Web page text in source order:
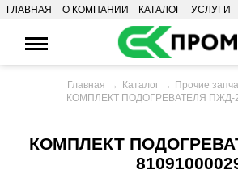
ГЛАВНАЯ О КОМПАНИИ КАТАЛОГ УСЛУГИ
Главная Каталог Прочие
КОМПЛЕКТ ПОДОГРЕВАТЕЛЯ ПЖД-
КОМПЛЕКТ